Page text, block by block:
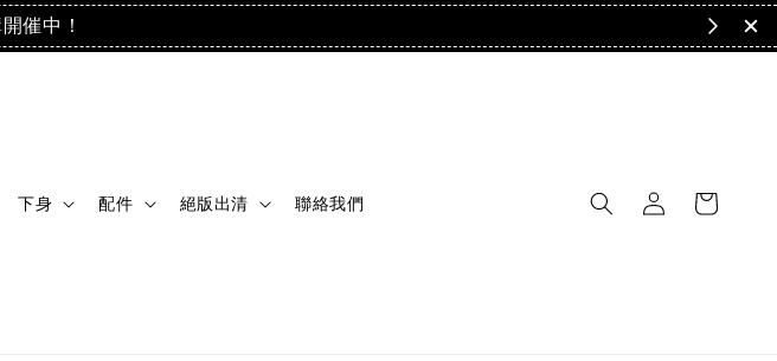
催中！
下身 配件 絕版出清 聯絡我們